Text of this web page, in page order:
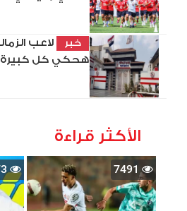
خبر
لاعب
هحكي كل كبيرة
الأكثر قراءة
7491